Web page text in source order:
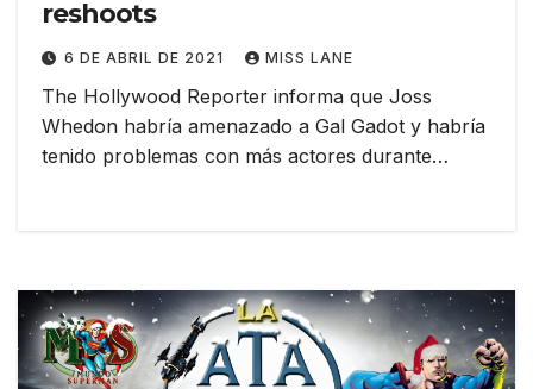
reshoots
6 DE ABRIL DE 2021 MISS LANE
The Hollywood Reporter informa que Joss
Whedon habría amenazado a Gal Gadot y habría
tenido problemas con más actores durante…